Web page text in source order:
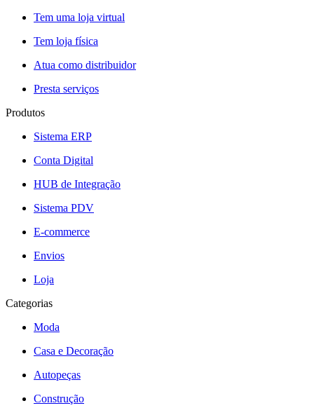
Tem uma loja virtual
Tem loja física
Atua como distribuidor
Presta serviços
Produtos
Sistema ERP
Conta Digital
HUB de Integração
Sistema PDV
E-commerce
Envios
Loja
Categorias
Moda
Casa e Decoração
Autopeças
Construção